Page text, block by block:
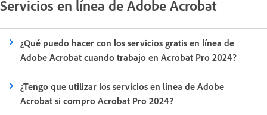
Servicios en línea de Adobe Acrobat
¿Qué puedo hacer con los servicios gratis en línea de
Adobe Acrobat cuando trabajo en Acrobat Pro 2024?
¿Tengo que utilizar los servicios en línea de Adobe
Acrobat si compro Acrobat Pro 2024?